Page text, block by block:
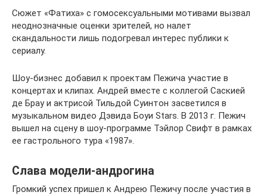
Сюжет «Фатиха» с гомосексуальными мотивами вызвал
неоднозначные оценки зрителей, но налет
скандальности лишь подогревал интерес публики к
сериалу.
Шоу-бизнес добавил к проектам Пежича участие в
концертах и клипах. Андрей вместе с коллегой Саскией
де Брау и актрисой Тильдой Суинтон засветился в
музыкальном видео Дэвида Боуи Stars. В 2013 г. Пежич
вышел на сцену в шоу-программе Тэйлор Свифт в рамках
ее гастрольного тура «1987».
Слава модели-андрогина
Громкий успех пришел к Андрею Пежичу после участия в